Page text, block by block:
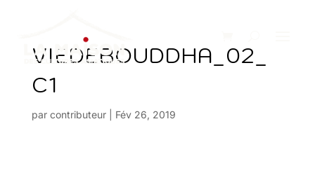
VIEDEBOUDDHA_02_
C1
par contributeur| Fév 26, 2019